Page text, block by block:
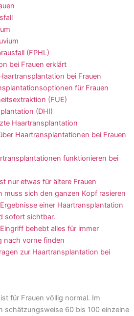
(FPHL)
bei Frauen erklärt
bei Frauen
für Frauen
(FUE)
(DHI)
Haartransplantation
Haartransplantationen bei Frauen
funktionieren bei
nur etwas für ältere Frauen
muss sich den ganzen Kopf rasieren
einer Haartransplantation
sofort sichtbar.
behebt alles für immer
nach vorne finden
zur Haartransplantation bei
für Frauen völlig normal. Im
schätzungsweise 60 bis 100 einzelne